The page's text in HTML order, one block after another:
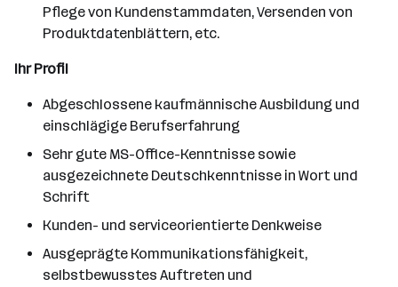
Pflege von Kundenstammdaten, Versenden von
Produktdatenblättern, etc.
Ihr Profil
Abgeschlossene kaufmännische Ausbildung und
einschlägige Berufserfahrung
Sehr gute MS-Office-Kenntnisse sowie
ausgezeichnete Deutschkenntnisse in Wort und
Schrift
Kunden- und serviceorientierte Denkweise
Ausgeprägte Kommunikationsfähigkeit,
selbstbewusstes Auftreten und